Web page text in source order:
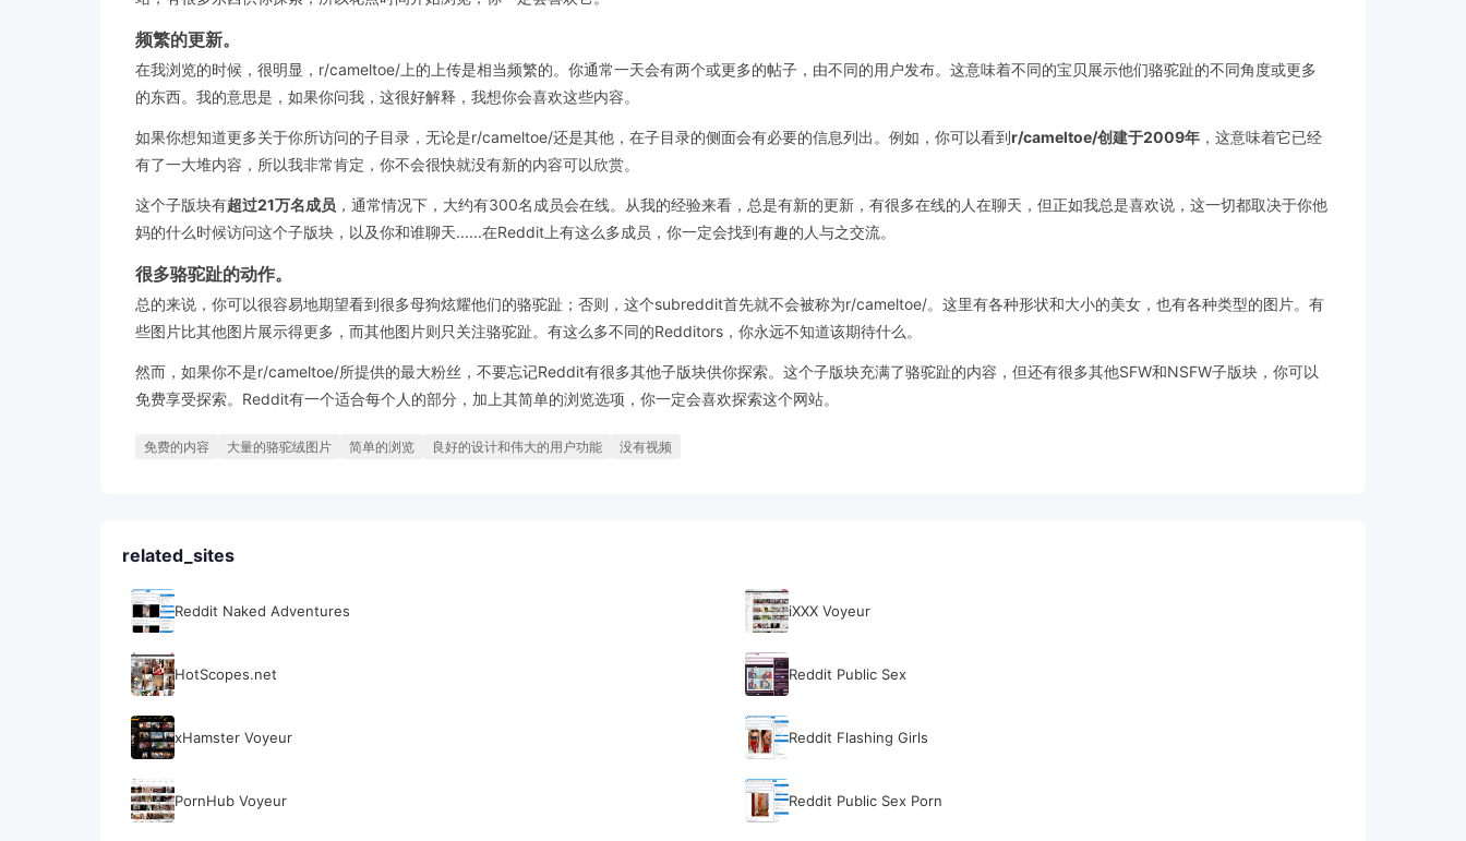
频繁的更新。
在我浏览的时候，很明显，r/cameltoe/上的上传是相当频繁的。你通常一天会有两个或更多的帖子，由不同的用户发布。这意味着不同的宝贝展示他们骆驼趾的不同角度或更多
的东西。我的意思是，如果你问我，这很好解释，我想你会喜欢这些内容。
如果你想知道更多关于你所访问的子目录，无论是r/cameltoe/还是其他，在子目录的侧面会有必要的信息列出。例如，你可以看到r/cameltoe/创建于2009年 ，这意味着它已经
有了一大堆内容，所以我非常肯定，你不会很快就没有新的内容可以欣赏。
这个子版块有超过21万名成员 ，通常情况下，大约有300名成员会在线。从我的经验来看，总是有新的更新，有很多在线的人在聊天，但正如我总是喜欢说，这一切都取决于你他
妈的什么时候访问这个子版块，以及你和谁聊天......在Reddit上有这么多成员，你一定会找到有趣的人与之交流。
很多骆驼趾的动作。
总的来说，你可以很容易地期望看到很多母狗炫耀他们的骆驼趾；否则，这个subreddit首先就不会被称为r/cameltoe/。这里有各种形状和大小的美女，也有各种类型的图片。有
些图片比其他图片展示得更多，而其他图片则只关注骆驼趾。有这么多不同的Redditors，你永远不知道该期待什么。
然而，如果你不是r/cameltoe/所提供的最大粉丝，不要忘记Reddit有很多其他子版块供你探索。这个子版块充满了骆驼趾的内容，但还有很多其他SFW和NSFW子版块，你可以
免费享受探索。Reddit有一个适合每个人的部分，加上其简单的浏览选项，你一定会喜欢探索这个网站。
免费的内容 大量的骆驼绒图片 简单的浏览 良好的设计和伟大的用户功能 没有视频
related_sites
Reddit Naked Adventures iXXX Voyeur
HotScopes.net Reddit Public Sex
xHamster Voyeur Reddit Flashing Girls
PornHub Voyeur Reddit Public Sex Porn